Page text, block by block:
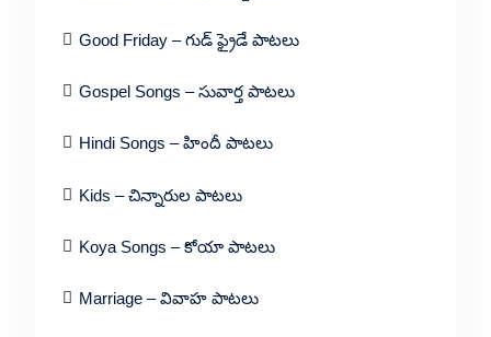
Good Friday – గుడ్ ఫ్రైడే పాటలు
Gospel Songs – సువార్త పాటలు
Hindi Songs – హిందీ పాటలు
Kids – చిన్నారుల పాటలు
Koya Songs – కోయా పాటలు
Marriage – వివాహ పాటలు